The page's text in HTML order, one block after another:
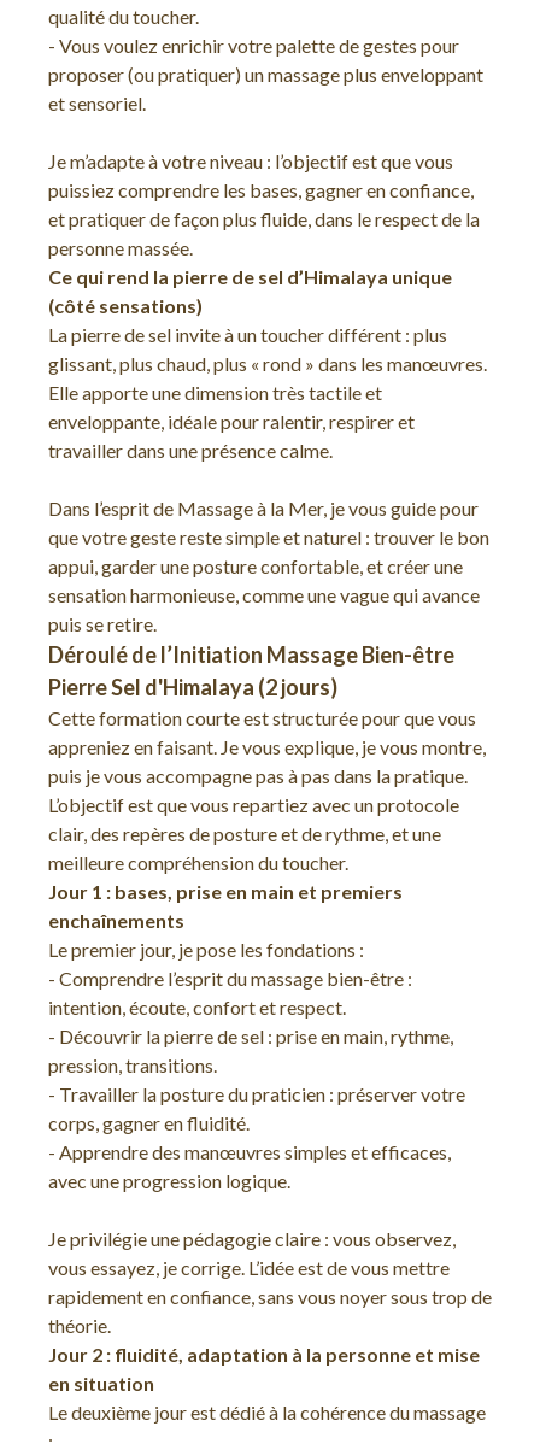
qualité du toucher.
- Vous voulez enrichir votre palette de gestes pour
proposer (ou pratiquer) un massage plus enveloppant
et sensoriel.
Je m’adapte à votre niveau : l’objectif est que vous
puissiez comprendre les bases, gagner en confiance,
et pratiquer de façon plus fluide, dans le respect de la
personne massée.
Ce qui rend la pierre de sel d’Himalaya unique
(côté sensations)
La pierre de sel invite à un toucher différent : plus
glissant, plus chaud, plus « rond » dans les manœuvres.
Elle apporte une dimension très tactile et
enveloppante, idéale pour ralentir, respirer et
travailler dans une présence calme.
Dans l’esprit de Massage à la Mer, je vous guide pour
que votre geste reste simple et naturel : trouver le bon
appui, garder une posture confortable, et créer une
sensation harmonieuse, comme une vague qui avance
puis se retire.
Déroulé de l’Initiation Massage Bien-être
Pierre Sel d'Himalaya (2 jours)
Cette formation courte est structurée pour que vous
appreniez en faisant. Je vous explique, je vous montre,
puis je vous accompagne pas à pas dans la pratique.
L’objectif est que vous repartiez avec un protocole
clair, des repères de posture et de rythme, et une
meilleure compréhension du toucher.
Jour 1 : bases, prise en main et premiers
enchaînements
Le premier jour, je pose les fondations :
- Comprendre l’esprit du massage bien-être :
intention, écoute, confort et respect.
- Découvrir la pierre de sel : prise en main, rythme,
pression, transitions.
- Travailler la posture du praticien : préserver votre
corps, gagner en fluidité.
- Apprendre des manœuvres simples et efficaces,
avec une progression logique.
Je privilégie une pédagogie claire : vous observez,
vous essayez, je corrige. L’idée est de vous mettre
rapidement en confiance, sans vous noyer sous trop de
théorie.
Jour 2 : fluidité, adaptation à la personne et mise
en situation
Le deuxième jour est dédié à la cohérence du massage